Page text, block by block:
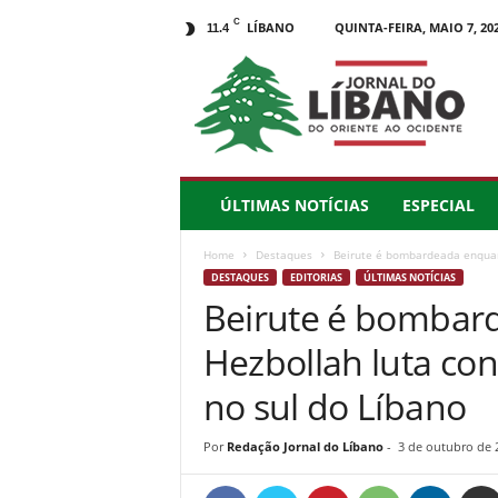
11.4 C LÍBANO QUINTA-FEIRA, MAIO 7,
r
ÚLTIMAS NOTÍCIAS ESPECIAL
Home Destaques Beirute é bombardeada
DESTAQUES EDITORIAS ÚLTIMAS NOTÍCIAS
Beirute é
Hezbollah luta
no sul do Líbano
Por Redação Jornal do Líbano- 3 de outubro de